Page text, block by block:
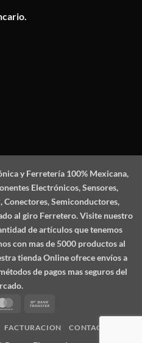
y Ferretería 100% Mexicana,
Electrónicos, Sensores,
Conectores, Semiconductores,
al giro Ferretero. Visite nuestro
de artículos que tenemos
con mas de 5000 productos al
tienda Online ofrece envíos a
de pagos mas seguros del
MasterCard
FACTURACION CONTACTO